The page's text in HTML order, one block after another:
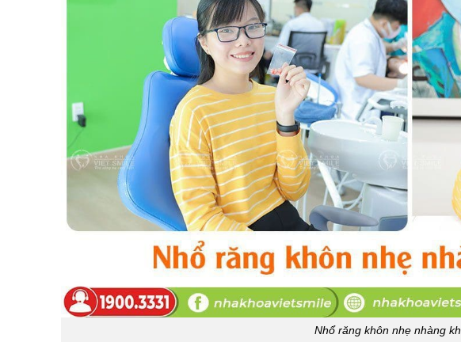
Nhổ răng khôn nhẹ nhàng